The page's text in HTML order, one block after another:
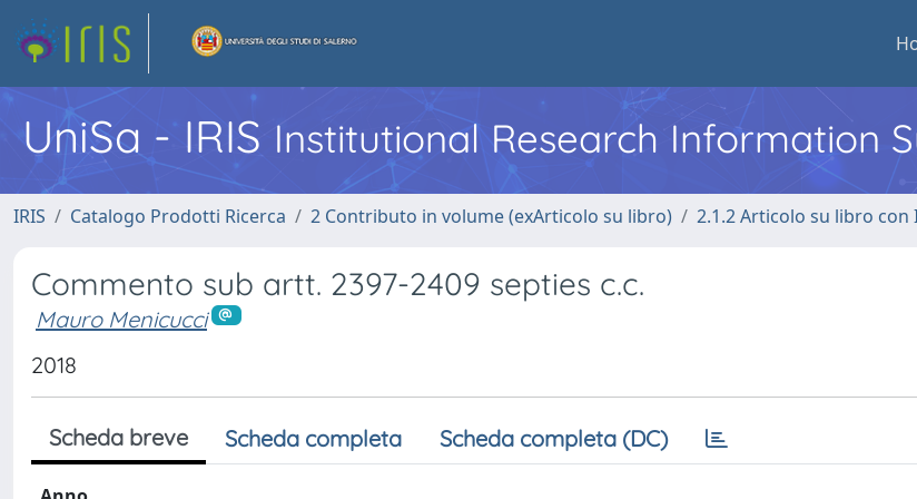
UniSa - IRIS Institutional Research Information
IRIS Catalogo Prodotti Ricerca 2 Contributo in volume (exArticolo su libro) 2.1.2 Articolo su libro con
Commento sub artt. 2397-2409 septies c.c.
Mauro Menicucci
2018
Scheda breve Scheda completa Scheda completa (DC)